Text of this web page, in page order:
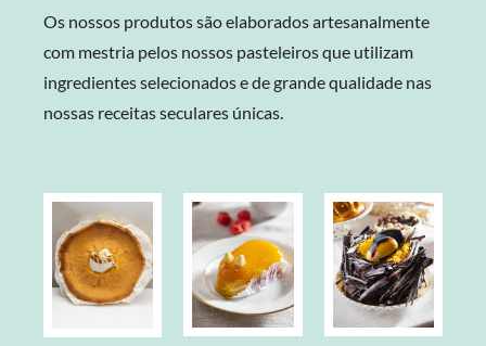
Os nossos produtos são elaborados artesanalmente
com mestria pelos nossos pasteleiros que utilizam
ingredientes selecionados e de grande qualidade nas
nossas receitas seculares únicas.